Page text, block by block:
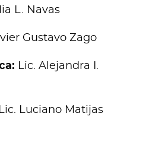
L. Navas
Gustavo Zago
Lic. Alejandra I.
Lic. Luciano Matijas